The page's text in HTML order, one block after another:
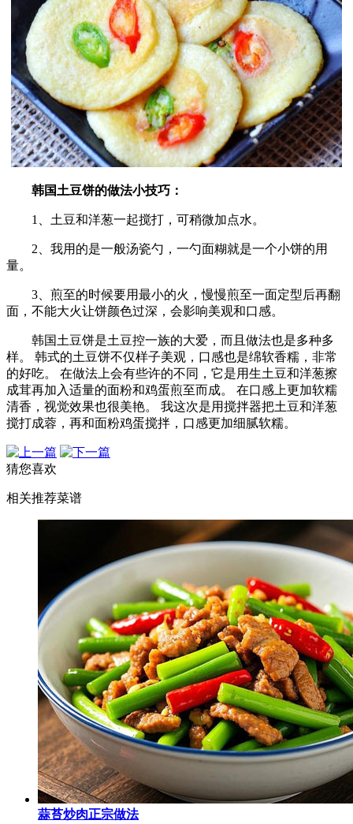
韩国土豆饼的做法小技巧：
1、土豆和洋葱一起搅打，可稍微加点水。
2、我用的是一般汤瓷勺，一勺面糊就是一个小饼的用
量。
3、煎至的时候要用最小的火，慢慢煎至一面定型后再翻
面，不能大火让饼颜色过深，会影响美观和口感。
韩国土豆饼是土豆控一族的大爱，而且做法也是多种多
样。 韩式的土豆饼不仅样子美观，口感也是绵软香糯，非常
的好吃。 在做法上会有些许的不同，它是用生土豆和洋葱擦
成茸再加入适量的面粉和鸡蛋煎至而成。 在口感上更加软糯
清香，视觉效果也很美艳。 我这次是用搅拌器把土豆和洋葱
搅打成蓉，再和面粉鸡蛋搅拌，口感更加细腻软糯。
猜您喜欢
相关推荐菜谱
蒜苔炒肉正宗做法